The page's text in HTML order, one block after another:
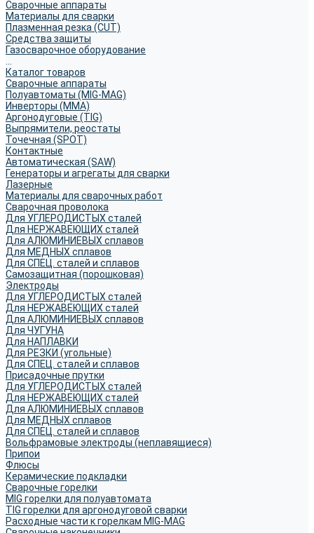
Сварочные аппараты
Материалы для сварки
Плазменная резка (CUT)
Средства защиты
Газосварочное оборудование
Каталог товаров
Сварочные аппараты
Полуавтоматы (MIG-MAG)
Инверторы (MMA)
Аргонодуговые (TIG)
Выпрямители, реостаты
Точечная (SPOT)
Контактные
Автоматическая (SAW)
Генераторы и агрегаты для сварки
Лазерные
Материалы для сварочных работ
Сварочная проволока
Для УГЛЕРОДИСТЫХ сталей
Для НЕРЖАВЕЮЩИХ сталей
Для АЛЮМИНИЕВЫХ сплавов
Для МЕДНЫХ сплавов
Для СПЕЦ. сталей и сплавов
Самозащитная (порошковая)
Электроды
Для УГЛЕРОДИСТЫХ сталей
Для НЕРЖАВЕЮЩИХ сталей
Для АЛЮМИНИЕВЫХ сплавов
Для ЧУГУНА
Для НАПЛАВКИ
Для РЕЗКИ (угольные)
Для СПЕЦ. сталей и сплавов
Присадочные прутки
Для УГЛЕРОДИСТЫХ сталей
Для НЕРЖАВЕЮЩИХ сталей
Для АЛЮМИНИЕВЫХ сплавов
Для МЕДНЫХ сплавов
Для СПЕЦ. сталей и сплавов
Вольфрамовые электроды (неплавящиеся)
Припои
Флюсы
Керамические подкладки
Сварочные горелки
MIG горелки для полуавтомата
TIG горелки для аргонодуговой сварки
Расходные части к горелкам MIG-MAG